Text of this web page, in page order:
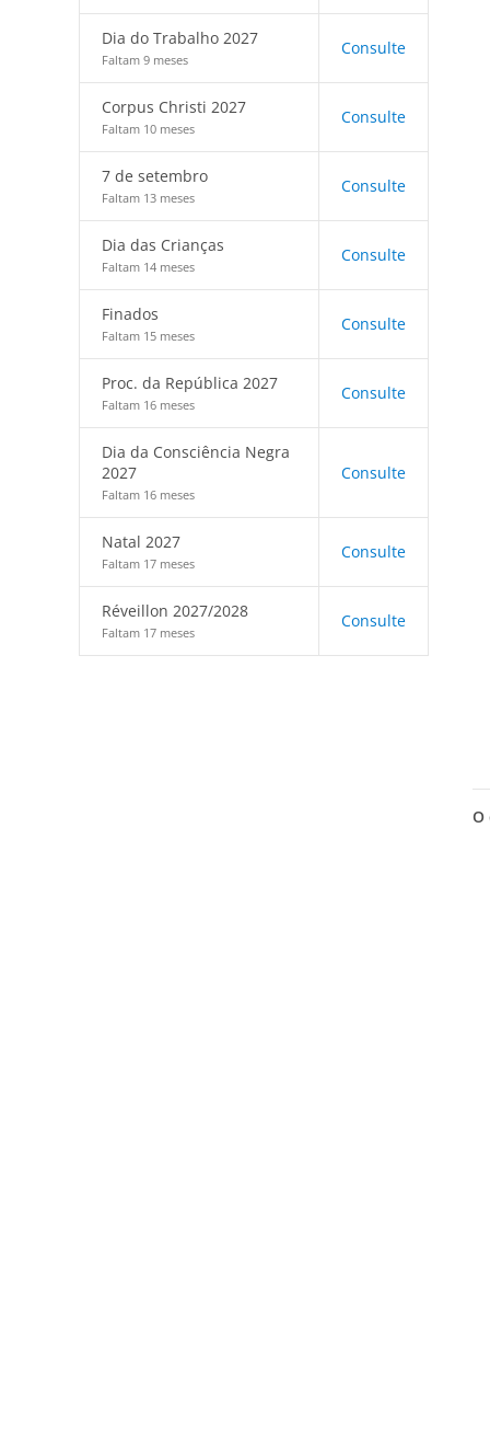
Dia do Trabalho 2027
Faltam 9 meses
Consulte
Corpus Christi 2027
Faltam 10 meses
Consulte
7 de setembro
Faltam 13 meses
Consulte
Dia das Crianças
Faltam 14 meses
Consulte
Finados
Faltam 15 meses
Consulte
Proc. da República 2027
Faltam 16 meses
Consulte
Dia da Consciência Negra
2027
Faltam 16 meses
Consulte
Natal 2027
Faltam 17 meses
Consulte
Réveillon 2027/2028
Faltam 17 meses
Consulte
O